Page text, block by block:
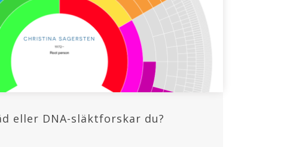
eller DNA-släktforskar du?